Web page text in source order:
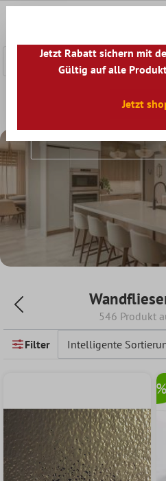
546 Produkt
Filter
Jetzt Rabatt sichern mit
Gültig auf alle
Jetzt